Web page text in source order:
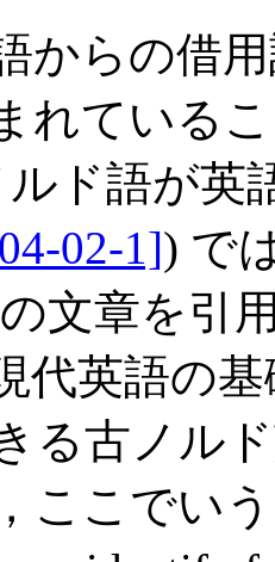
からの借
れている
ルド語が英
02-1]) で
の文章を引
代英語の
る古ノル
ここでい